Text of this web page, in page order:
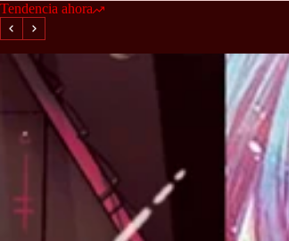
Tendencia ahora